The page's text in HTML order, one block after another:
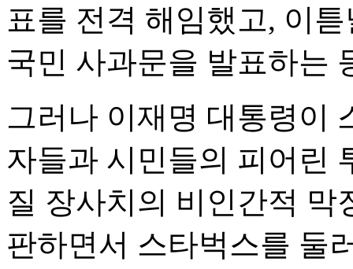
표를 전격 해임했고, 이
국민 사과문을 발표하는
그러나 이재명 대통령이
자들과 시민들의 피어린
질 장사치의 비인간적
판하면서 스타벅스를 둘